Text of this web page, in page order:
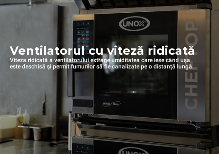
Ventilatorul cu viteză ridicată
Viteza ridicată a ventilatorului extrage umiditatea care iese când ușa
este deschisă și permit fumurilor să fie canalizate pe o distanță lungă.